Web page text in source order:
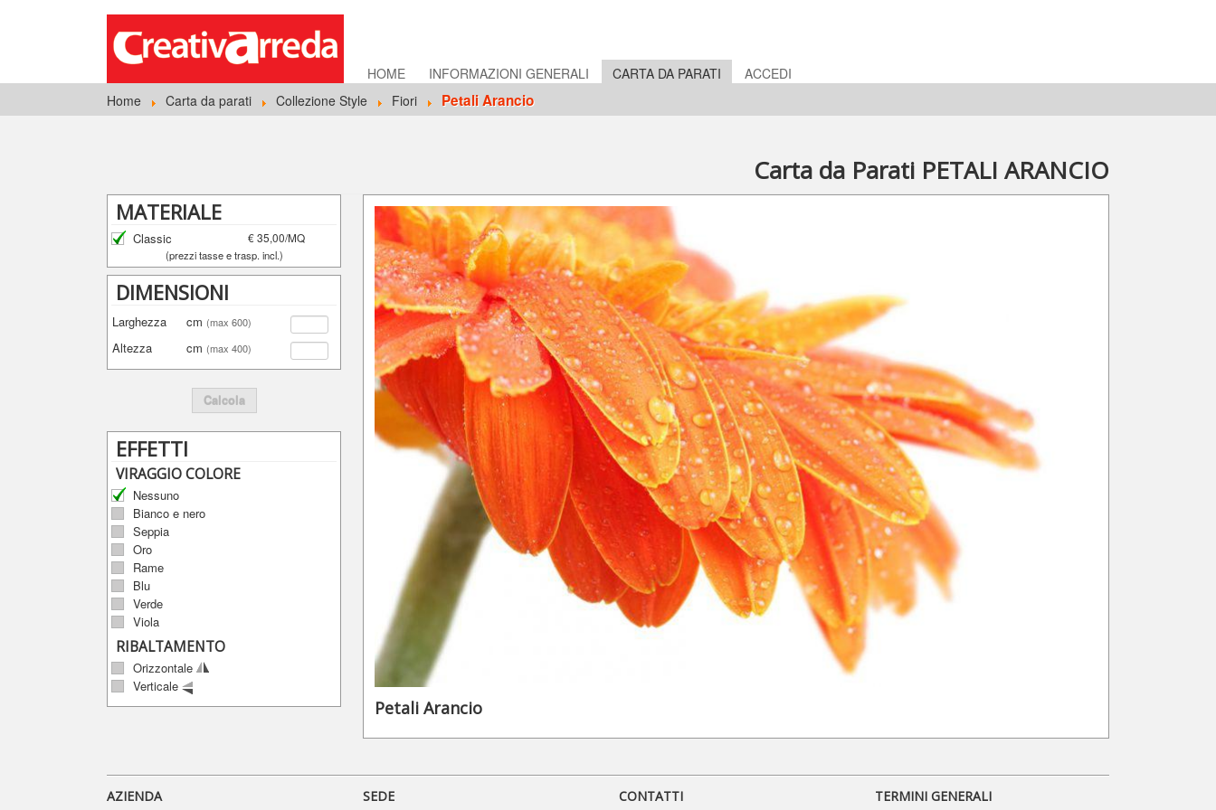
HOME INFORMAZIONI GENERALI CARTA DA PARATI
ACCEDI
Home
Carta da parati Collezione Style Fiori Petali Arancio
Carta da Parati PETALI ARANCIO
MATERIALE
Classic € 35,00/MQ
(prezzi tasse e trasp. incl.)
DIMENSIONI
Larghezza cm (max 600)
Altezza cm (max 400)
Calcola
EFFETTI
VIRAGGIO COLORE
Nessuno
Bianco e nero
Seppia
Oro
Rame
Blu
Verde
Viola
RIBALTAMENTO
Orizzontale
Verticale
Petali Arancio
AZIENDA SEDE CONTATTI TERMINI GENERALI